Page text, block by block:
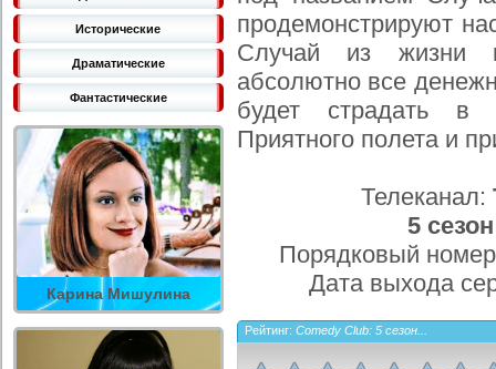
Исторические
Драматические
Фантастические
Карина Мишулина
продемонстрируют
Случай из жизни
абсолютно все
будет страдать в
Приятного полета и
Телеканал:
5 сезон
Порядковый
Дата выхода
Рейтинг: Comedy Club: 5 сезон...